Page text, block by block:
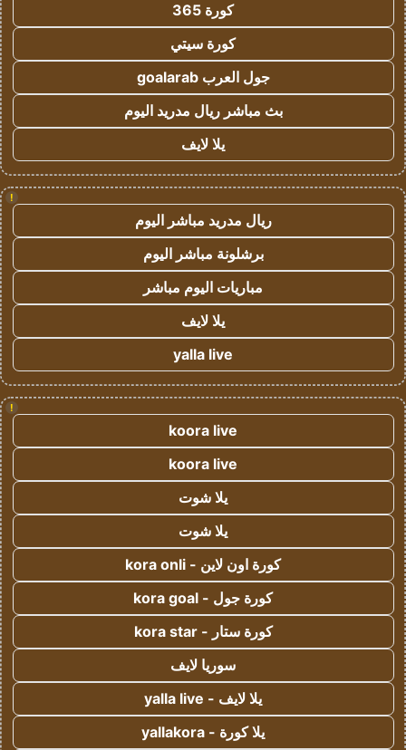
كورة 365
كورة سيتي
جول العرب goalarab
بث مباشر ريال مدريد اليوم
يلا لايف
!
ريال مدريد مباشر اليوم
برشلونة مباشر اليوم
مباريات اليوم مباشر
يلا لايف
yalla live
!
koora live
koora live
يلا شوت
يلا شوت
كورة اون لاين - kora onli
كورة جول - kora goal
كورة ستار - kora star
سوريا لايف
يلا لايف - yalla live
يلا كورة - yallakora